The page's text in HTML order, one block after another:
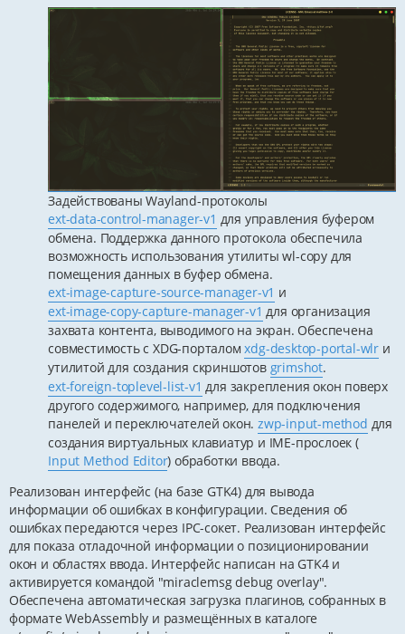
Задействованы Wayland-протоколы
ext-data-control-manager-v1 для управления буфером
обмена. Поддержка данного протокола обеспечила
возможность использования утилиты wl-copy для
помещения данных в буфер обмена.
ext-image-capture-source-manager-v1 и
ext-image-copy-capture-manager-v1 для организация
захвата контента, выводимого на экран. Обеспечена
совместимость с XDG-порталомxdg-desktop-portal-wlr и
утилитой для создания скриншотов grimshot.
ext-foreign-toplevel-list-v1 для закрепления окон поверх
другого содержимого, например, для подключения
панелей и переключателей окон. zwp-input-method для
создания виртуальных клавиатур и IME-прослоек (
Input Method Editor) обработки ввода.
Реализован интерфейс (на базе GTK4) для вывода
информации об ошибках в конфигурации. Сведения об
ошибках передаются через IPC-сокет. Реализован интерфейс
для показа отладочной информации о позиционировании
окон и областях ввода. Интерфейс написан на GTK4 и
активируется командой "miraclemsg debug overlay".
Обеспечена автоматическая загрузка плагинов, собранных в
формате WebAssembly и размещённых в каталоге